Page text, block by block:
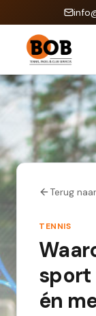
Terug
TENNIS
sport
én